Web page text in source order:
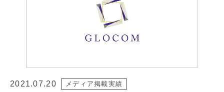
2021.07.20 メディア掲載実績